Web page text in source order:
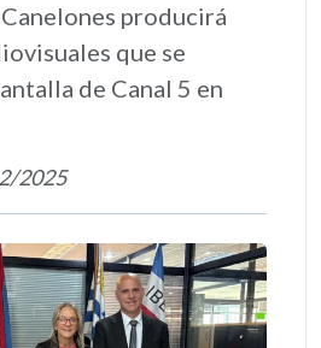
producirá
que se
de Canal 5 en
2025